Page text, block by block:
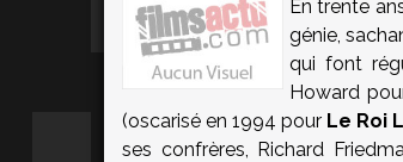
En trente
génie,
qui font
Howard
(oscarisé en 1994 pour Le Roi
ses confrères, Richard